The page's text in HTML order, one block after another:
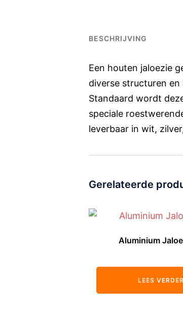
BESCHRIJVING
Een houten jaloezie
diverse structuren
Standaard wordt
speciale
leverbaar in wit,
Gerelateerde
Aluminium
LEES VERDER